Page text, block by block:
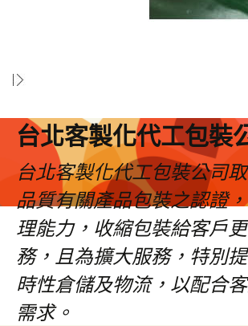
台北客製化代工包裝
台北客製化代工包裝公司
品質有關產品包裝之認證
理能力，收縮包裝給客戶
務，且為擴大服務，特別
時性倉儲及物流，以配合
需求。